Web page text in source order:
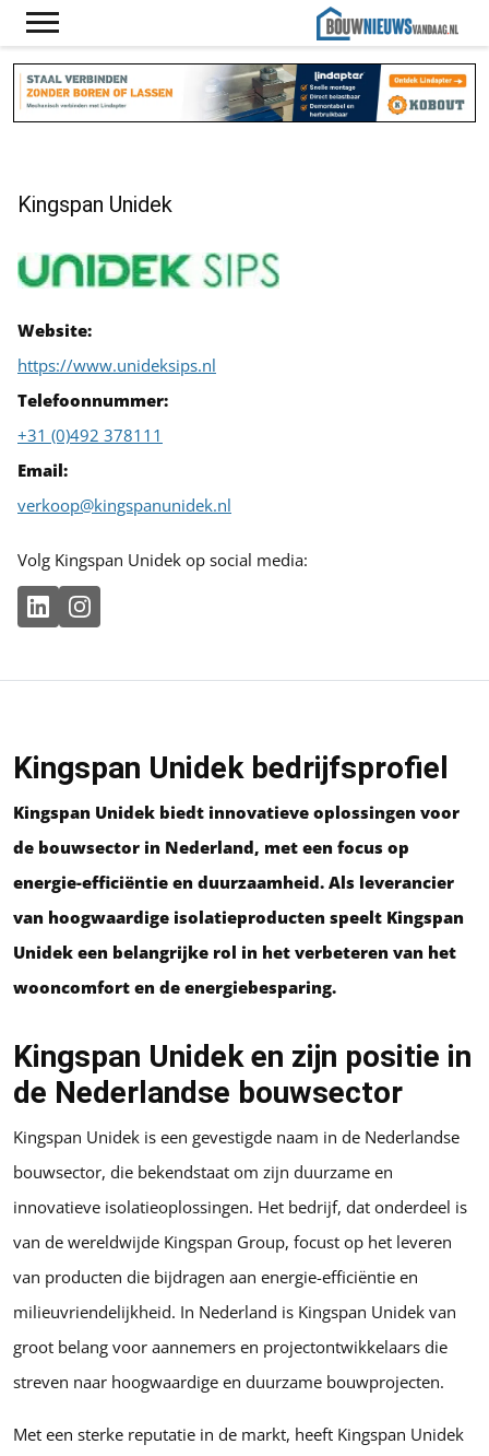
Kingspan Unidek
Website:
https://www.unideksips.nl
Telefoonnummer:
+31 (0)492 378111
Email:
verkoop@kingspanunidek.nl
Volg Kingspan Unidek op social media:
Kingspan Unidek bedrijfsprofiel
Kingspan Unidek biedt innovatieve oplossingen voor
de bouwsector in Nederland, met een focus op
energie-efficiëntie en duurzaamheid. Als leverancier
van hoogwaardige isolatieproducten speelt Kingspan
Unidek een belangrijke rol in het verbeteren van het
wooncomfort en de energiebesparing.
Kingspan Unidek en zijn positie in
de Nederlandse bouwsector
Kingspan Unidek is een gevestigde naam in de Nederlandse
bouwsector, die bekendstaat om zijn duurzame en
innovatieve isolatieoplossingen. Het bedrijf, dat onderdeel is
van de wereldwijde Kingspan Group, focust op het leveren
van producten die bijdragen aan energie-efficiëntie en
milieuvriendelijkheid. In Nederland is Kingspan Unidek van
groot belang voor aannemers en projectontwikkelaars die
streven naar hoogwaardige en duurzame bouwprojecten.
Met een sterke reputatie in de markt, heeft Kingspan Unidek